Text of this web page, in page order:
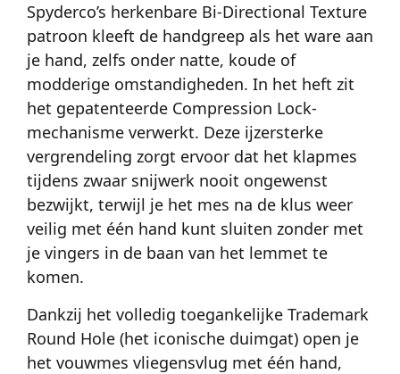
Spyderco’s herkenbare Bi-Directional Texture
patroon kleeft de handgreep als het ware aan
je hand, zelfs onder natte, koude of
modderige omstandigheden. In het heft zit
het gepatenteerde Compression Lock-
mechanisme verwerkt. Deze ijzersterke
vergrendeling zorgt ervoor dat het klapmes
tijdens zwaar snijwerk nooit ongewenst
bezwijkt, terwijl je het mes na de klus weer
veilig met één hand kunt sluiten zonder met
je vingers in de baan van het lemmet te
komen.
Dankzij het volledig toegankelijke Trademark
Round Hole (het iconische duimgat) open je
het vouwmes vliegensvlug met één hand,